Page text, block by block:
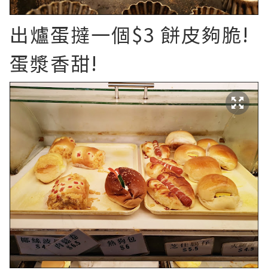
出爐蛋撻一個$3 餅皮夠脆!
蛋漿香甜!